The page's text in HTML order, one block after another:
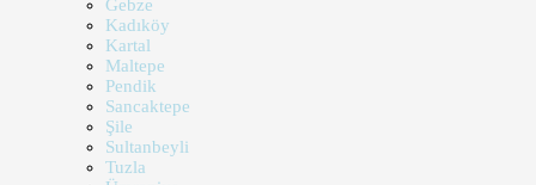
Gebze
Kadıköy
Kartal
Maltepe
Pendik
Sancaktepe
Şile
Sultanbeyli
Tuzla